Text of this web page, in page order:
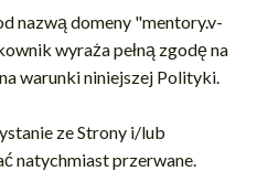
nazwą domeny "mentory.v-
wyraża pełną zgodę na
warunki niniejszej Polityki.
ze Strony i/lub
natychmiast przerwane.